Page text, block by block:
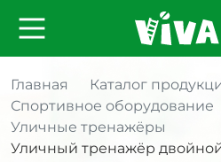
Главная
Каталог
Спортивное оборудование
Уличные тренажёры
Уличный тренажёр